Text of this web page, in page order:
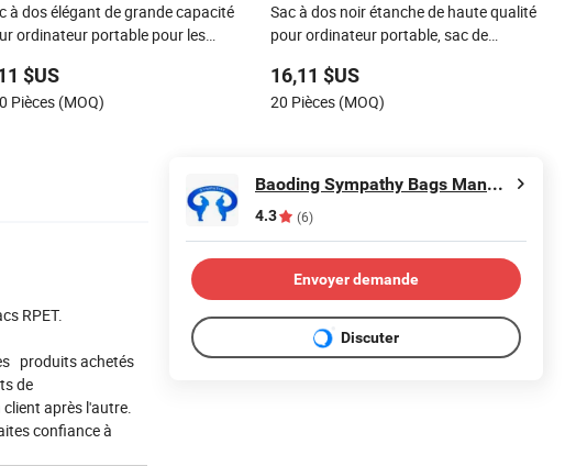
à dos élégant de grande capacité
ordinateur portable pour les
$US
Pièces (MOQ)
Sac à dos noir étanche de haute qualité
pour ordinateur portable, sac de
chargement USB Ci21014
16,11 $US
20 Pièces (MOQ)
RPET.
produits achetés
de
après l'autre.
confiance à
Baoding Sympathy Bags Manufacturing Co., Ltd.
4.3 (6)
Envoyer demande
Discuter